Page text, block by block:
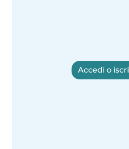
Accedi o